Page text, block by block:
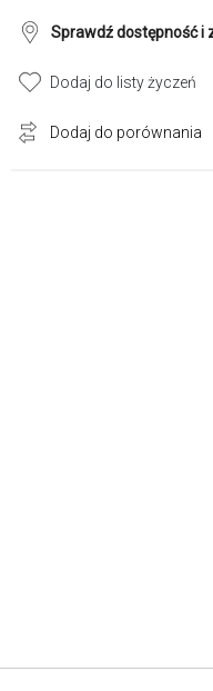
Sprawdź dostępność i
Dodaj do listy życzeń
Dodaj do porównania